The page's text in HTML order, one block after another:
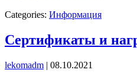
Categories: Информация
Сертификаты и
lekomadm | 08.10.2021